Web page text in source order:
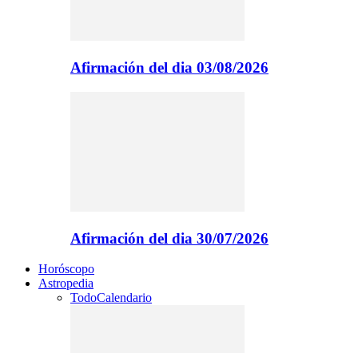
Afirmación del dia 03/08/2026
Afirmación del dia 30/07/2026
Horóscopo
Astropedia
TodoCalendario